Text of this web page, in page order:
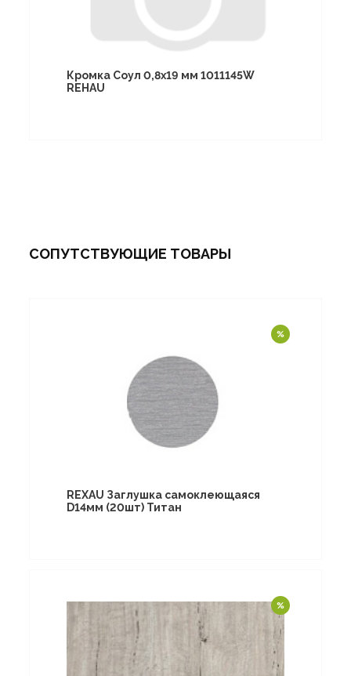
Кромка Соул 0,8х19 мм 1011145W
REHAU
СОПУТСТВУЮЩИЕ ТОВАРЫ
REXAU Заглушка самоклеющаяся
D14мм (20шт) Титан